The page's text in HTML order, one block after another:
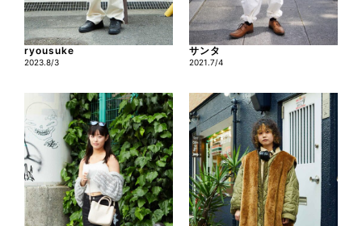
ryousuke
2023.8/3
サンタ
2021.7/4